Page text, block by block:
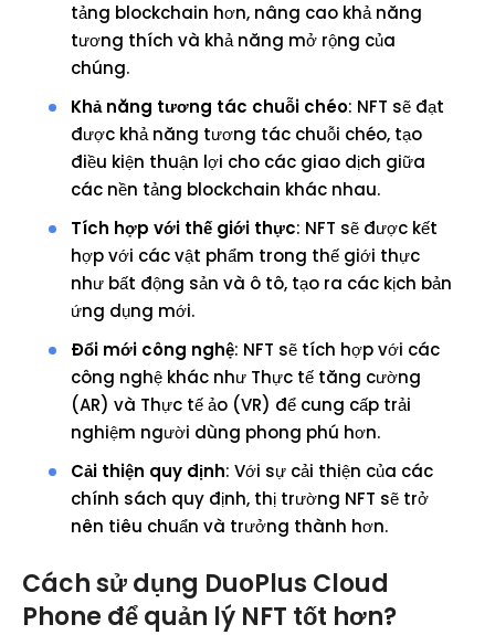
tảng blockchain hơn, nâng cao khả năng
tương thích và khả năng mở rộng của
chúng.
Khả năng tương tác chuỗi chéo: NFT sẽ đạt
được khả năng tương tác chuỗi chéo, tạo
điều kiện thuận lợi cho các giao dịch giữa
các nền tảng blockchain khác nhau.
Tích hợp với thế giới thực: NFT sẽ được kết
hợp với các vật phẩm trong thế giới thực
như bất động sản và ô tô, tạo ra các kịch bản
ứng dụng mới.
Đổi mới công nghệ: NFT sẽ tích hợp với các
công nghệ khác như Thực tế tăng cường
(AR) và Thực tế ảo (VR) để cung cấp trải
nghiệm người dùng phong phú hơn.
Cải thiện quy định: Với sự cải thiện của các
chính sách quy định, thị trường NFT sẽ trở
nên tiêu chuẩn và trưởng thành hơn.
Cách sử dụng DuoPlus Cloud
Phone để quản lý NFT tốt hơn?